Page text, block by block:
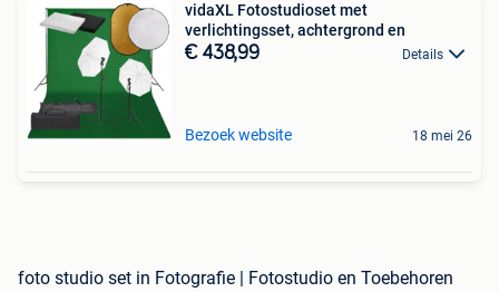
vidaXL Fotostudioset met
verlichtingsset, achtergrond en
€ 438,99 Details
Bezoek website 18 mei 26
foto studio set in Fotografie | Fotostudio en Toebehoren